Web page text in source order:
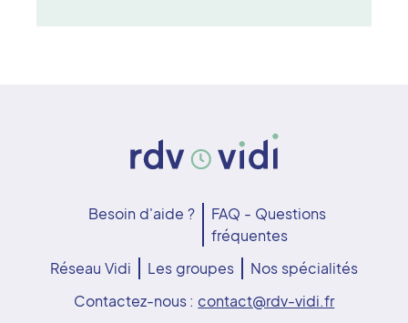
Besoin d'aide ?
FAQ - Questions
fréquentes
Réseau Vidi
Les groupes
Nos spécialités
Contactez-nous : contact@rdv-vidi.fr